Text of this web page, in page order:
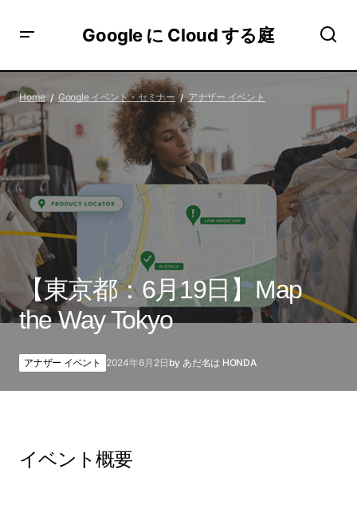
Google に Cloud する庭
【東京都：6月19日】Map the Way Tokyo
Home Google イベント・セミナー アナザー イベント
【東京都：6月19日】Map
the Way Tokyo
アナザー イベント 2024年6月2日 by あだ名は HONDA
イベント概要